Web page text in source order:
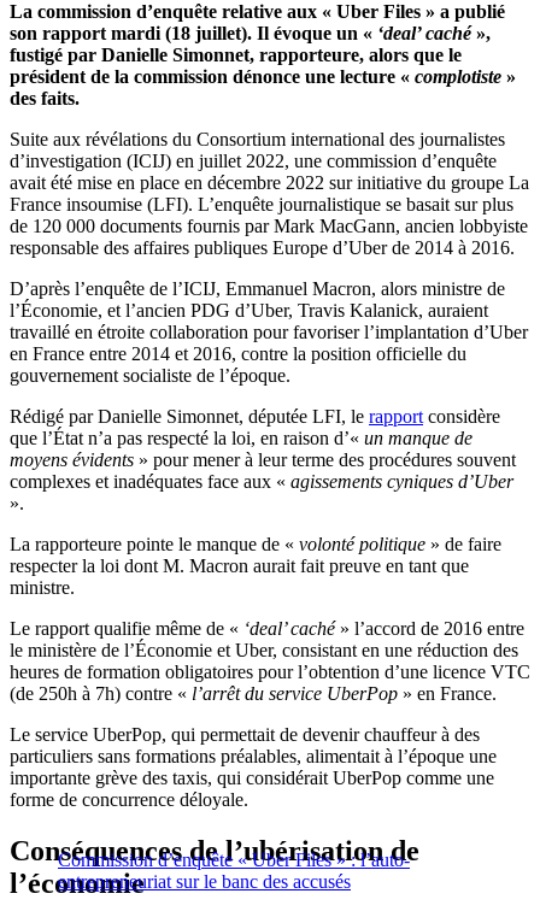
La commission d’enquête relative aux « Uber Files » a publié
son rapport mardi (18 juillet). Il évoque un « ‘deal’ caché»,
fustigé par Danielle Simonnet, rapporteure, alors que le
président de la commission dénonce une lecture « complotiste »
des faits.
Suite aux révélations du Consortium international des journalistes
d’investigation (ICIJ) en juillet 2022, une commission d’enquête
avait été mise en place en décembre 2022 sur initiative du groupe La
France insoumise (LFI). L’enquête journalistique se basait sur plus
de 120 000 documents fournis par Mark MacGann, ancien lobbyiste
responsable des affaires publiques Europe d’Uber de 2014 à 2016.
D’après l’enquête de l’ICIJ, Emmanuel Macron, alors ministre de
l’Économie, et l’ancien PDG d’Uber, Travis Kalanick, auraient
travaillé en étroite collaboration pour favoriser l’implantation d’Uber
en France entre 2014 et 2016, contre la position officielle du
gouvernement socialiste de l’époque.
Rédigé par Danielle Simonnet, députée LFI, le rapport considère
que l’État n’a pas respecté la loi, en raison d’« un manque de
moyens évidents » pour mener à leur terme des procédures souvent
complexes et inadéquates face aux « agissements cyniques d’Uber
».
La rapporteure pointe le manque de « volonté politique » de faire
respecter la loi dont M. Macron aurait fait preuve en tant que
ministre.
Le rapport qualifie même de « ‘deal’ caché» l’accord de 2016 entre
le ministère de l’Économie et Uber, consistant en une réduction des
heures de formation obligatoires pour l’obtention d’une licence VTC
(de 250h à 7h) contre « l’arrêt du service UberPop » en France.
Le service UberPop, qui permettait de devenir chauffeur à des
particuliers sans formations préalables, alimentait à l’époque une
importante grève des taxis, qui considérait UberPop comme une
forme de concurrence déloyale.
Commission d’enquête « Uber Files » : l’auto-
entrepreneuriat sur le banc des accusés
Conséquences de l’ubérisation de
l’économie